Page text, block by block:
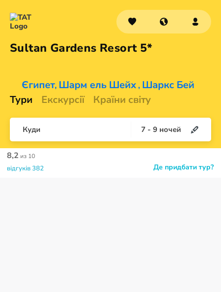
Sultan Gardens Resort 5*
Єгипет, Шарм ель Шейх , Шаркс Бей
Тури
Екскурсії Країни світу
Куди 7 - 9 ночей
Де придбати тур?
8,2 из 10
відгуків 382